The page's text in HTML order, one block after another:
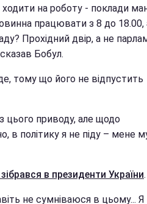
на роботу - поклади
працювати з 8 до 18.00,
Прохідний двір, а не
Бобул.
тому що його не відпустить
цього приводу, але щодо
в політику я не піду – мене
зібрався в президенти України.
не сумніваюся в цьому... Я